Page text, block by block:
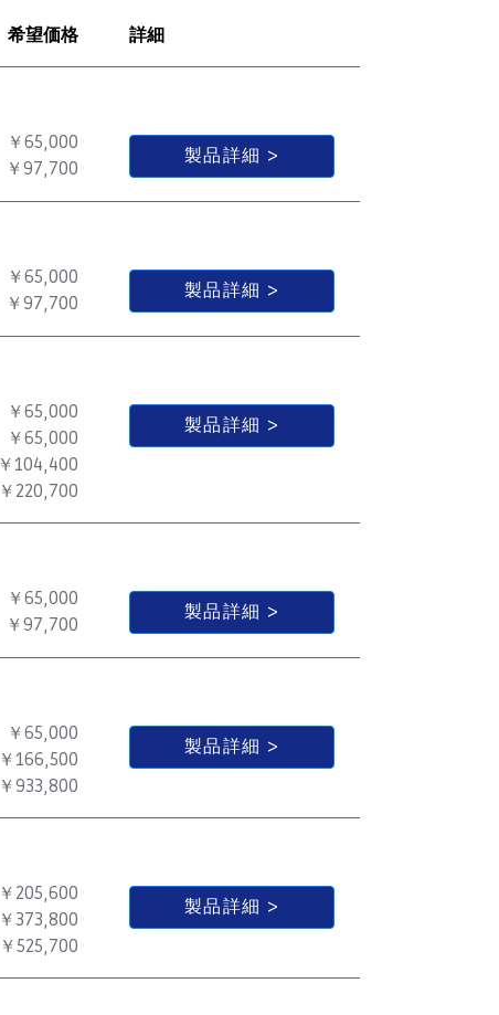
希望価格 詳細
￥65,000
￥97,700
製品詳細
￥65,000
￥97,700
製品詳細
￥65,000
￥65,000
￥104,400
￥220,700
製品詳細
￥65,000
￥97,700
製品詳細
￥65,000
￥166,500
￥933,800
製品詳細
￥205,600
￥373,800
￥525,700
製品詳細